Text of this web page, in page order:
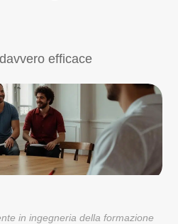
efficace
in ingegneria della formazione